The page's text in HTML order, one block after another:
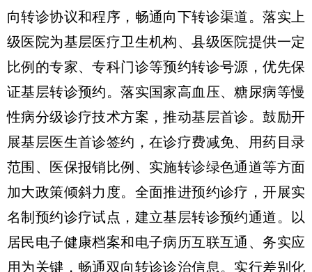
向转诊协议和程序，畅通向下转诊渠道。落实上
级医院为基层医疗卫生机构、县级医院提供一定
比例的专家、专科门诊等预约转诊号源，优先保
证基层转诊预约。落实国家高血压、糖尿病等慢
性病分级诊疗技术方案，推动基层首诊。鼓励开
展基层医生首诊签约，在诊疗费减免、用药目录
范围、医保报销比例、实施转诊绿色通道等方面
加大政策倾斜力度。全面推进预约诊疗，开展实
名制预约诊疗试点，建立基层转诊预约通道。以
居民电子健康档案和电子病历互联互通、务实应
用为关键，畅通双向转诊诊治信息。实行差别化